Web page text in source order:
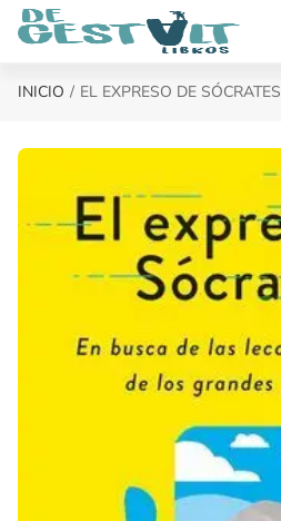
Saltar al contenido principal
INICIO EL EXPRESO DE SÓCRATES